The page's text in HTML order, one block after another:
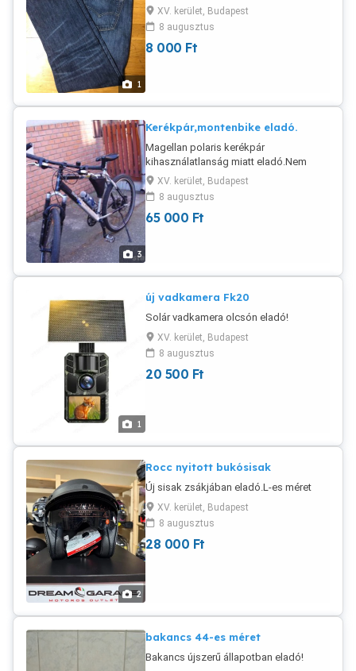
1
XV. kerület, Budapest
8 augusztus
8 000 Ft
3
Kerékpár,montenbike eladó.
Magellan polaris kerékpár
kihasználatlanság miatt eladó.Nem
postázom,nem cserélem másra csak
forintra.
XV. kerület, Budapest
8 augusztus
65 000 Ft
1
új vadkamera Fk20
Solár vadkamera olcsón eladó!
XV. kerület, Budapest
8 augusztus
20 500 Ft
2
Rocc nyitott bukósisak
Új sisak zsákjában eladó.L-es méret
XV. kerület, Budapest
8 augusztus
28 000 Ft
bakancs 44-es méret
Bakancs újszerű állapotban eladó!